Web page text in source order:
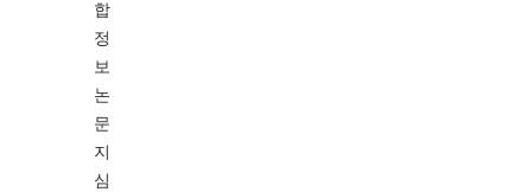
합
정
보
논
문
지
심